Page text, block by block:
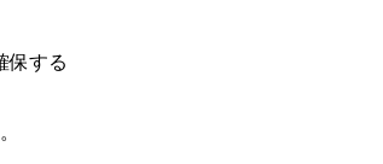
保する